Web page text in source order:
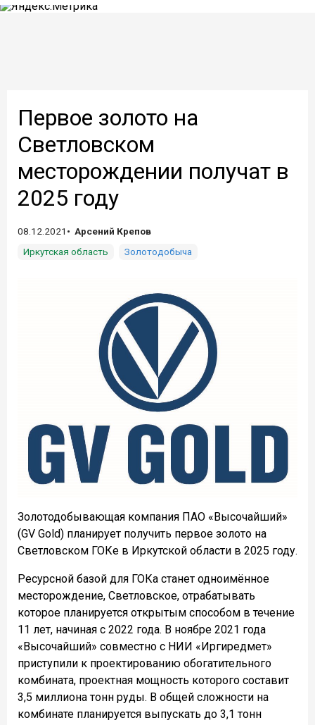
Первое золото на
Светловском
месторождении получат в
2025 году
08.12.2021
Арсений Крепов
Иркутская область
Золотодобыча
Золотодобывающая компания ПАО «Высочайший»
(GV Gold) планирует получить первое золото на
Светловском ГОКе в Иркутской области в 2025 году.
Ресурсной базой для ГОКа станет одноимённое
месторождение, Светловское, отрабатывать
которое планируется открытым способом в течение
11 лет, начиная с 2022 года. В ноябре 2021 года
«Высочайший» совместно с НИИ «Иргиредмет»
приступили к проектированию обогатительного
комбината, проектная мощность которого составит
3,5 миллиона тонн руды. В общей сложности на
комбинате планируется выпускать до 3,1 тонн